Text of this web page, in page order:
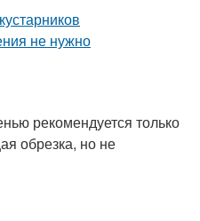
рекомендуется только
обрезка, но не